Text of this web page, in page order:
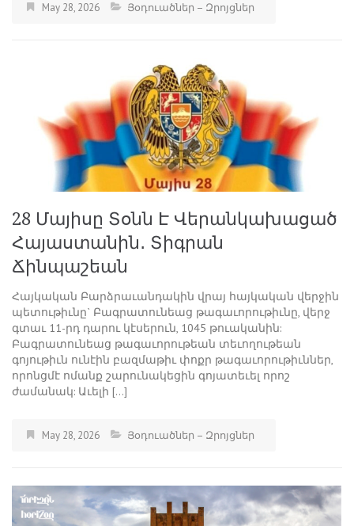
May 28, 2026 Յօդուածներ – Զրոյցներ
28 Մայիսը Տօնն Է Վերանկախացած
Հայաստանին․ Տիգրան
Ճինպաշեան
Հայկական Բարձրաւանդակին վրայ հայկական վերջին
պետութիւնը` Բագրատունեաց թագաւորութիւնը, վերջ
գտաւ 11-րդ դարու կէսերուն, 1045 թուականին:
Բագրատունեաց թագաւորութեան տեւողութեան
գոյութիւն ունէին բազմաթիւ փոքր թագաւորութիւններ,
որոնցմէ ոմանք շարունակեցին գոյատեւել որոշ
ժամանակ: Աւելի […]
May 28, 2026 Յօդուածներ – Զրոյցներ